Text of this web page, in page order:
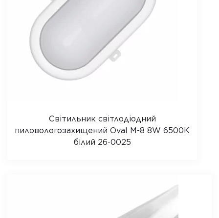
Світильник світлодіодний
пиловологозахищений Oval M-8 8W 6500К
білий 26-0025